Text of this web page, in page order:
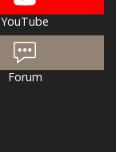
YouTube
Forum